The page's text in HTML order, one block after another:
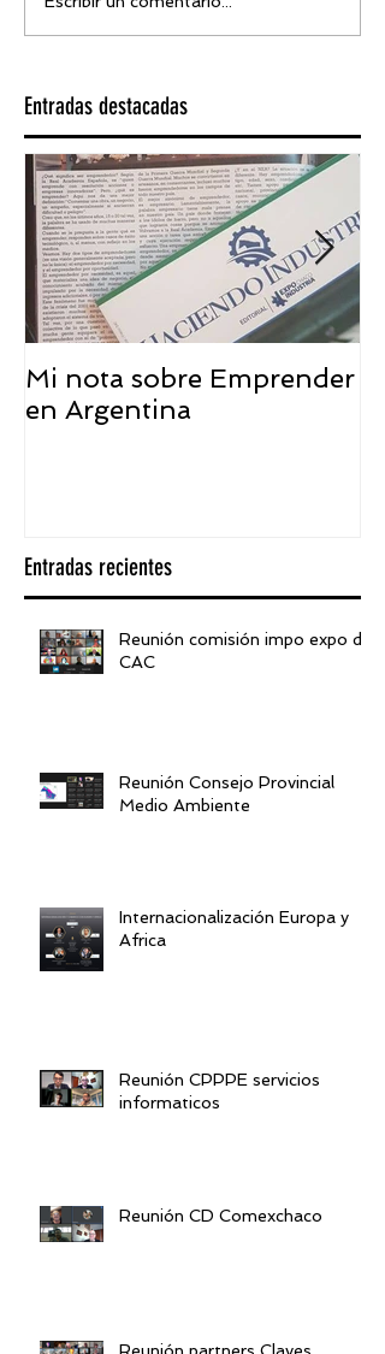
Entradas destacadas
Mi nota sobre Emprender
en Argentina
Entradas recientes
Reunión comisión impo expo de
CAC
Reunión Consejo Provincial
Medio Ambiente
Internacionalización Europa y
Africa
Reunión CPPPE servicios
informaticos
Reunión CD Comexchaco